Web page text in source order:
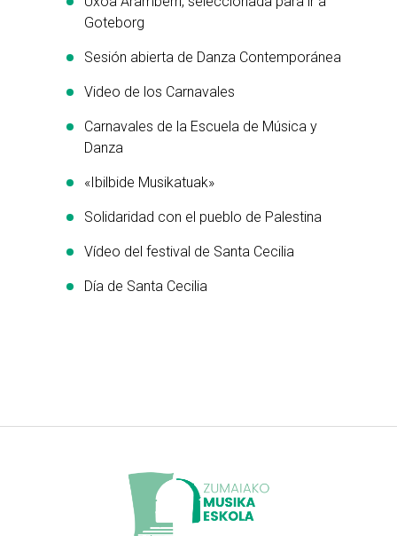
Goteborg
Sesión abierta de Danza Contemporánea
Video de los Carnavales
Carnavales de la Escuela de Música y
Danza
«Ibilbide Musikatuak»
Solidaridad con el pueblo de Palestina
Vídeo del festival de Santa Cecilia
Día de Santa Cecilia